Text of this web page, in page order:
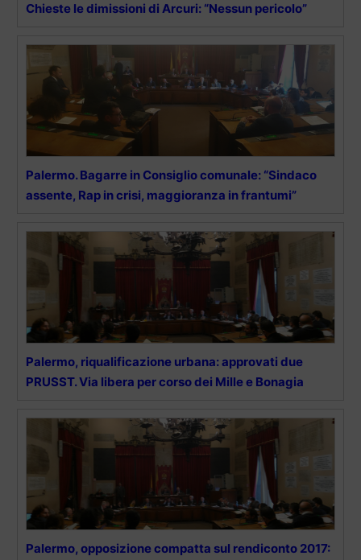
Chieste le dimissioni di Arcuri: “Nessun pericolo”
Palermo. Bagarre in Consiglio comunale: “Sindaco
assente, Rap in crisi, maggioranza in frantumi”
Palermo, riqualificazione urbana: approvati due
PRUSST. Via libera per corso dei Mille e Bonagia
Palermo, opposizione compatta sul rendiconto 2017: